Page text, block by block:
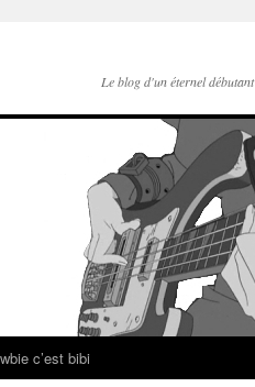
Le blog d'un éternel débutant
c’est bibi